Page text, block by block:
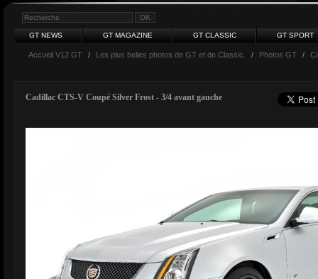
GT NEWS GT MAGAZINE GT CLASSIC GT SPORT
Accueil V12 GT / Les plus belles photos de GT et de Classic. / Photos GT /
Cadillac CTS-V Coupé Silver Frost - 3/4 avant gauche